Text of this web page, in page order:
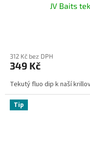
JV Baits
312 Kč bez DPH
349 Kč
Tekutý fluo dip k naší
Tip